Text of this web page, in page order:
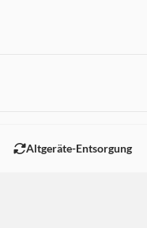
Altgeräte-Entsorgung